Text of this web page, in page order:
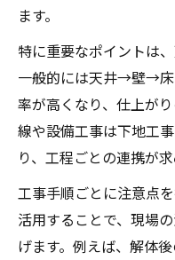
内装工事で
内装工事の基
内装工事でよ
内装工事依頼
内装工事工程
ます。
特に重要なポイントは
一般的には天井→壁→床
率が高くなり、仕上が
線や設備工事は下地工
り、工程ごとの連携が求
工事手順ごとに注意点
活用することで、現場
げます。例えば、解体